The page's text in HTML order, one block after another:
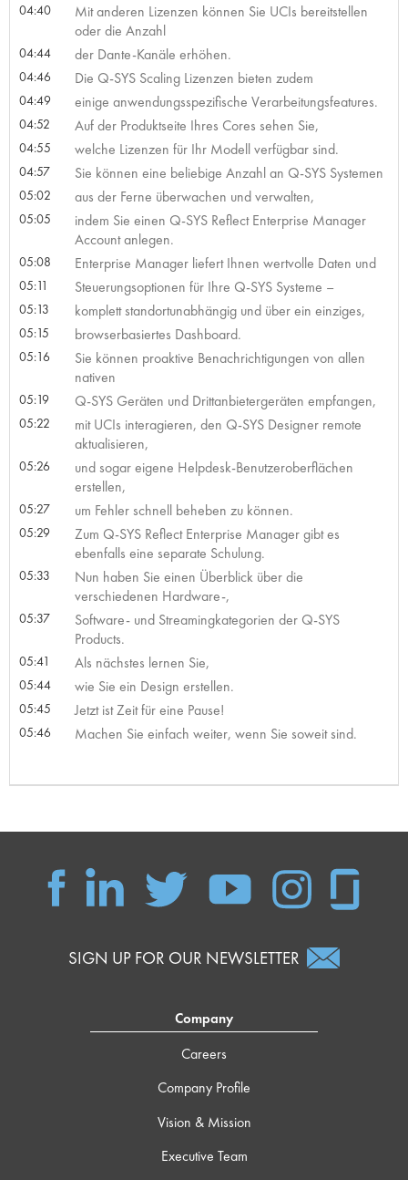
04:40
Mit anderen Lizenzen können Sie UCIs bereitstellen
oder die Anzahl
04:44 der Dante-Kanäle erhöhen.
04:46 Die Q-SYS Scaling Lizenzen bieten zudem
04:49 einige anwendungsspezifische Verarbeitungsfeatures.
04:52 Auf der Produktseite Ihres Cores sehen Sie,
04:55 welche Lizenzen für Ihr Modell verfügbar sind.
04:57 Sie können eine beliebige Anzahl an Q-SYS Systemen
05:02 aus der Ferne überwachen und verwalten,
05:05
indem Sie einen Q-SYS Reflect Enterprise Manager
Account anlegen.
05:08 Enterprise Manager liefert Ihnen wertvolle Daten und
05:11 Steuerungsoptionen für Ihre Q-SYS Systeme –
05:13 komplett standortunabhängig und über ein einziges,
05:15 browserbasiertes Dashboard.
05:16
Sie können proaktive Benachrichtigungen von allen
nativen
05:19 Q-SYS Geräten und Drittanbietergeräten empfangen,
05:22
mit UCIs interagieren, den Q-SYS Designer remote
aktualisieren,
05:26
und sogar eigene Helpdesk-Benutzeroberflächen
erstellen,
05:27 um Fehler schnell beheben zu können.
05:29
Zum Q-SYS Reflect Enterprise Manager gibt es
ebenfalls eine separate Schulung.
05:33
Nun haben Sie einen Überblick über die
verschiedenen Hardware-,
05:37
Software- und Streamingkategorien der Q-SYS
Products.
05:41 Als nächstes lernen Sie,
05:44 wie Sie ein Design erstellen.
05:45 Jetzt ist Zeit für eine Pause!
05:46 Machen Sie einfach weiter, wenn Sie soweit sind.
SIGN UP FOR OUR NEWSLETTER
Company
Careers
Company Profile
Vision & Mission
Executive Team